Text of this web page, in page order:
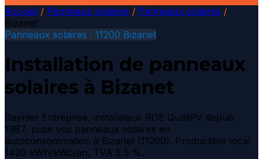
Accueil / Panneaux solaires / Panneaux solaires /
Bizanet
Panneaux solaires · 11200 Bizanet
Installation de panneaux
solaires à Bizanet
Raynier Entreprise, installateur RGE QualiPV depuis
1987, pose vos panneaux solaires en
autoconsommation à Bizanet (11200). Productible local
1420 kWh/kWc/an, TVA 5,5 %.